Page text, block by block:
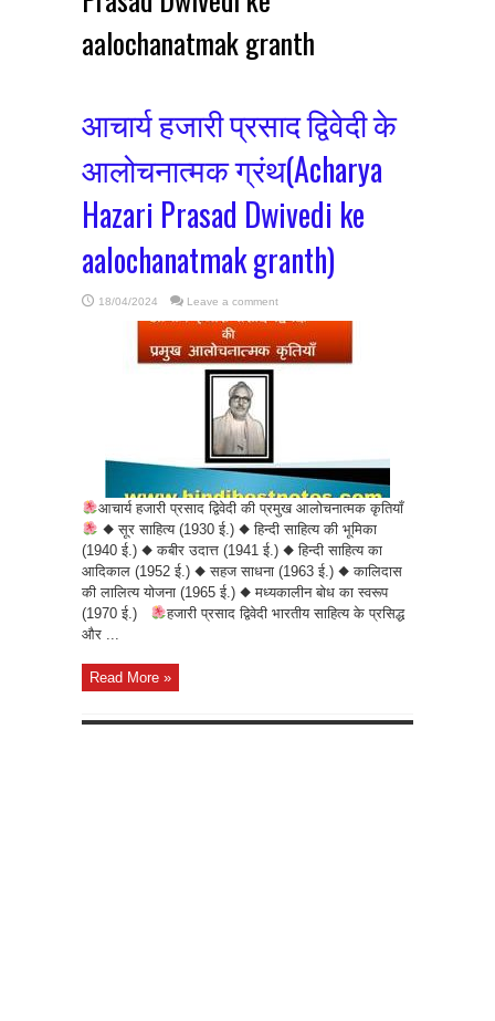
aalochanatmak granth
आचार्य हजारी प्रसाद द्विवेदी के
आलोचनात्मक ग्रंथ(Acharya
Hazari Prasad Dwivedi ke
aalochanatmak granth)
18/04/2024 Leave a comment
आचार्य हजारी प्रसाद द्विवेदी की प्रमुख आलोचनात्मक कृतियाँ
◆ सूर साहित्य (1930 ई.) ◆ हिन्दी साहित्य की भूमिका
(1940 ई.) ◆ कबीर उदात्त (1941 ई.) ◆ हिन्दी साहित्य का
आदिकाल (1952 ई.) ◆ सहज साधना (1963 ई.) ◆ कालिदास
की लालित्य योजना (1965 ई.) ◆ मध्यकालीन बोध का स्वरूप
(1970 ई.)
हजारी प्रसाद द्विवेदी भारतीय साहित्य के प्रसिद्ध
और ...
Read More »